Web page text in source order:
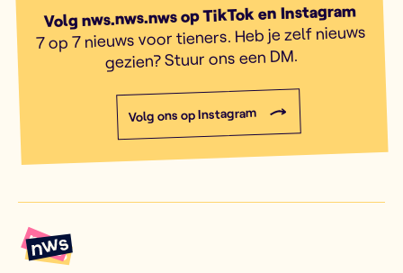
Volg nws.nws.nws op TikTok en Instagram
7 op 7 nieuws voor tieners. Heb je zelf nieuws
gezien? Stuur ons een DM.
Volg ons op Instagram